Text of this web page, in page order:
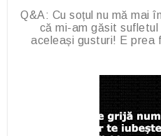
Q&A: Cu soțul nu mă mai
că mi-am găsit
aceleași gusturi! E prea